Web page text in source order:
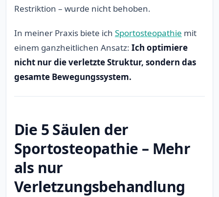
Restriktion – wurde nicht behoben.
In meiner Praxis biete ich Sportosteopathie mit
einem ganzheitlichen Ansatz: Ich optimiere
nicht nur die verletzte Struktur, sondern das
gesamte Bewegungssystem.
Die 5 Säulen der
Sportosteopathie – Mehr
als nur
Verletzungsbehandlung